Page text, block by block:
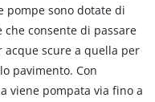
pompe sono dotate di
che consente di passare
scure a quella per
pavimento. Con
viene pompata via fino a